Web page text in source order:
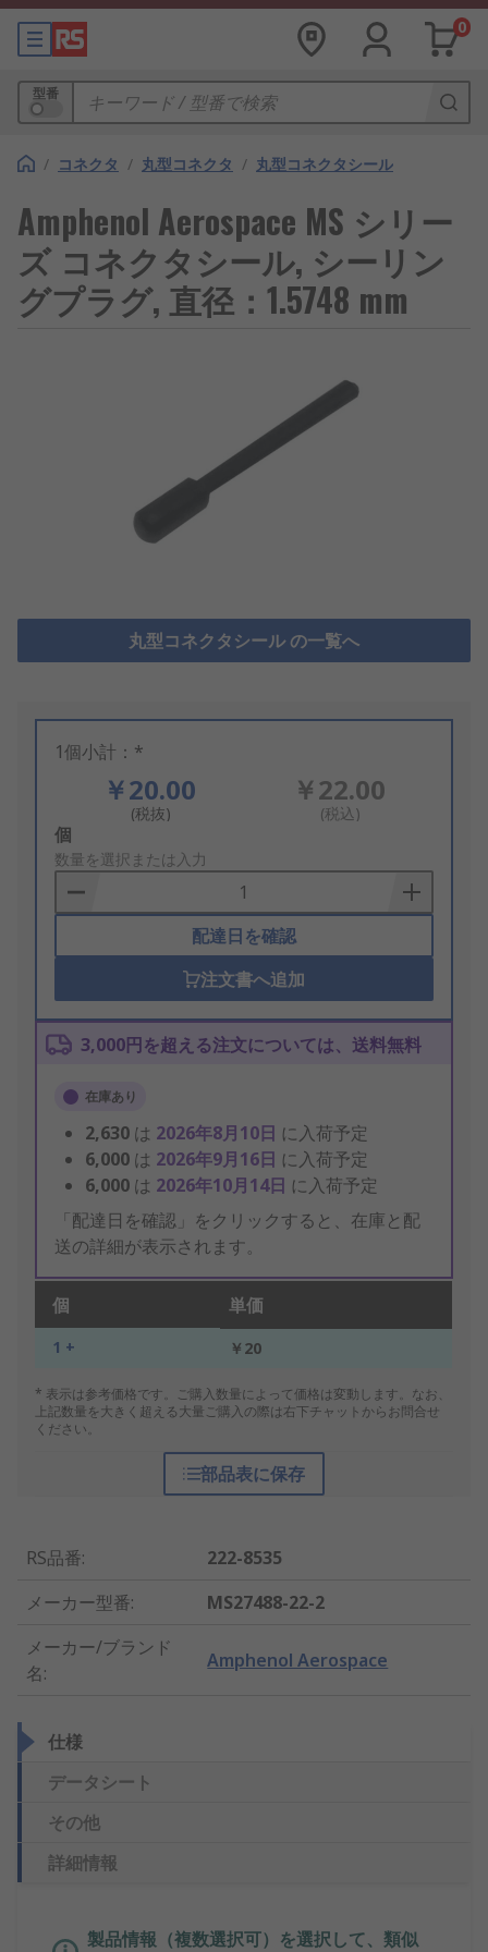
0
型番
/ コネクタ / 丸型コネクタ / 丸型コネクタシール
Amphenol Aerospace MS シリー
ズ コネクタシール, シーリン
グプラグ, 直径：1.5748 mm
丸型コネクタシール の一覧へ
1個小計：*
￥20.00
(税抜)
￥22.00
(税込)
Add
to
Basket
個
数量を選択または入力
配達日を確認
注文書へ追加
3,000円を超える注文については、送料無料
在庫あり
2,630 は 2026年8月10日 に入荷予定
6,000 は 2026年9月16日 に入荷予定
6,000 は 2026年10月14日 に入荷予定
「配達日を確認」をクリックすると、在庫と配
送の詳細が表示されます。
個 単価
1 + ￥20
* 表示は参考価格です。ご購入数量によって価格は変動します。なお、
上記数量を大きく超える大量ご購入の際は右下チャットからお問合せ
ください。
部品表に保存
RS品番:
222-8535
メーカー型番:
MS27488-22-2
メーカー/ブランド
名:
Amphenol Aerospace
仕様
データシート
その他
詳細情報
製品情報（複数選択可）を選択して、類似